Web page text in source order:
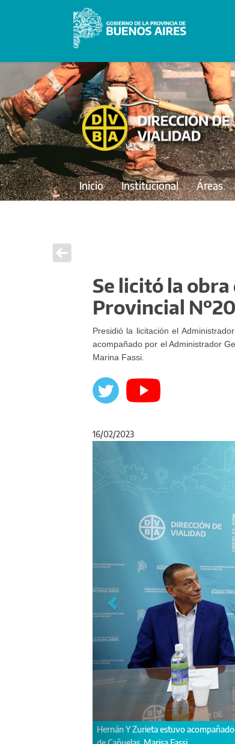
Inicio Institucional Áreas
Se licitó la
Provincial
Presidió la licitación el
acompañado por el Administrador
Marina Fassi.
16/02/2023
“Esta obra potencia a Cañuelas y